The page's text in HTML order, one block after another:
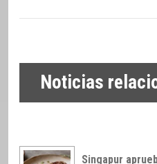
Noticias
Singapur